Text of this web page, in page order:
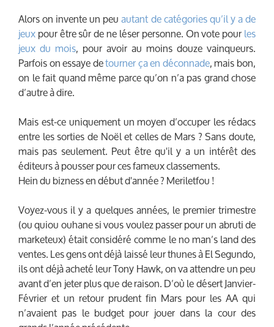
Alors on invente un peuautant de catégories qu’il y a de
jeuxpour être sûr de ne léser personne. On vote pourles
jeux du mois, pour avoir au moins douze vainqueurs.
Parfois on essaye detourner ça en déconnade, mais bon,
on le fait quand même parce qu’on n’a pas grand chose
d’autre à dire.
Mais est-ce uniquement un moyen d’occuper les rédacs
entre les sorties de Noël et celles de Mars ? Sans doute,
mais pas seulement. Peut être qu'il y a un intérêt des
éditeurs à pousser pour ces fameux classements.
Hein du bizness en début d'année ? Meriletfou !
Voyez-vous il y a quelques années, le premier trimestre
(ou quiou ouhane si vous voulez passer pour un abruti de
marketeux) était considéré comme le no man’s land des
ventes. Les gens ont déjà laissé leur thunes à El Segundo,
ils ont déjà acheté leur Tony Hawk, on va attendre un peu
avant d’en jeter plus que de raison. D’où le désert Janvier-
Février et un retour prudent fin Mars pour les AA qui
n’avaient pas le budget pour jouer dans la cour des